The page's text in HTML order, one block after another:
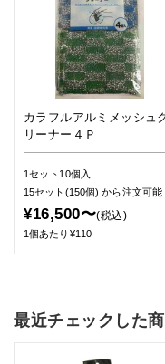
カラフルアルミメッシュ
リーナー４Ｐ
1セット10個入
15セット(150個)から注文可能
¥16,500〜(税込)
1個あたり¥110
最近チェックした